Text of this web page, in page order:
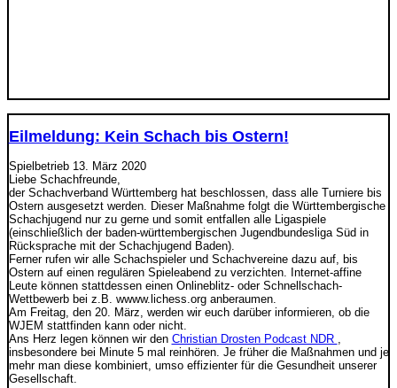
Eilmeldung: Kein Schach bis Ostern!
Spielbetrieb 13. März 2020
Liebe Schachfreunde,
der Schachverband Württemberg hat beschlossen, dass alle Turniere bis
Ostern ausgesetzt werden. Dieser Maßnahme folgt die Württembergische
Schachjugend nur zu gerne und somit entfallen alle Ligaspiele
(einschließlich der baden-württembergischen Jugendbundesliga Süd in
Rücksprache mit der Schachjugend Baden).
Ferner rufen wir alle Schachspieler und Schachvereine dazu auf, bis
Ostern auf einen regulären Spieleabend zu verzichten. Internet-affine
Leute können stattdessen einen Onlineblitz- oder Schnellschach-
Wettbewerb bei z.B. wwww.lichess.org anberaumen.
Am Freitag, den 20. März, werden wir euch darüber informieren, ob die
WJEM stattfinden kann oder nicht.
Ans Herz legen können wir den Christian Drosten Podcast NDR
insbesondere bei Minute 5 mal reinhören. Je früher die Maßnahmen und je
mehr man diese kombiniert, umso effizienter für die Gesundheit unserer
Gesellschaft.